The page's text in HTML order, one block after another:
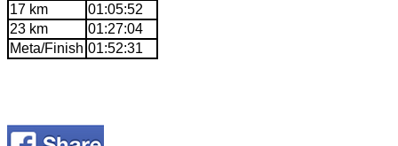
17 km
01:05:52
23 km
01:27:04
Meta/Finish 01:52:31